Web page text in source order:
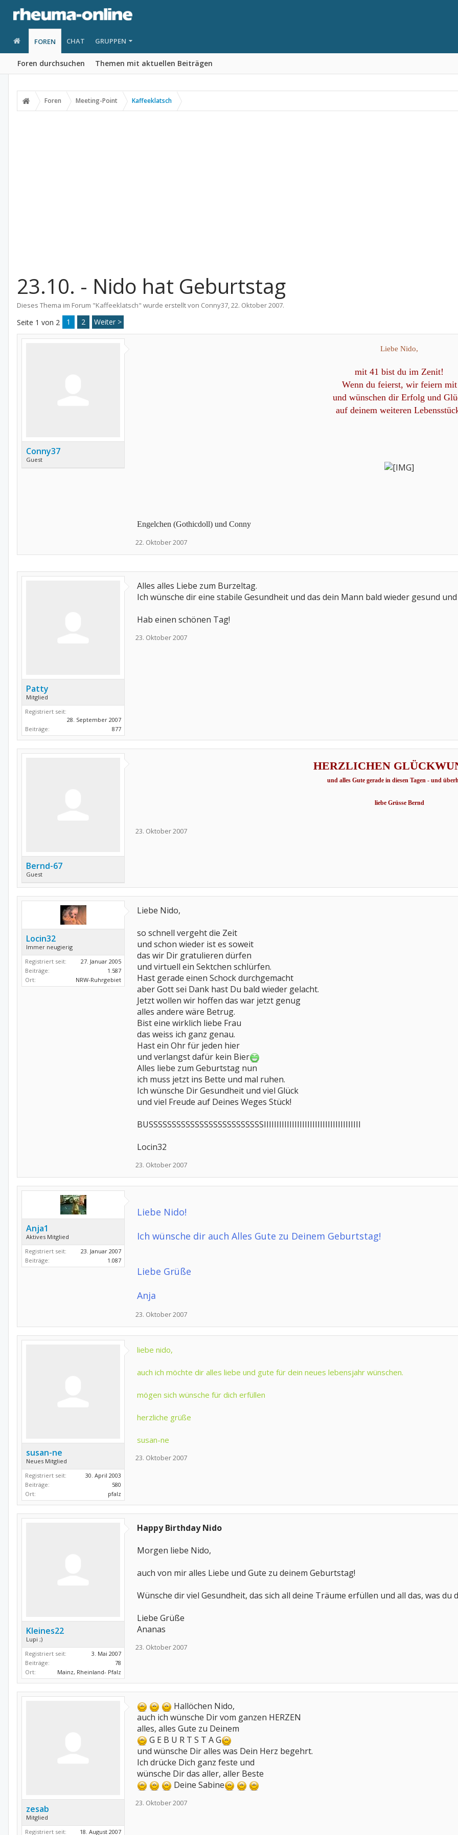
FOREN
Foren durchsuchen Themen mit aktuellen Beiträgen
CHAT GRUPPEN
Foren Meeting-Point Kaffeeklatsch
23.10. - Nido hat Geburtstag
Dieses Thema im Forum "Kaffeeklatsch" wurde erstellt von Conny37,22. Oktober 2007.
Seite 1 von 2 1 2 Weiter >
Conny37
Guest
Liebe Nido,
mit 41 bist du im Zenit!
Wenn du feierst, wir feiern mit
und wünschen dir Erfolg und
auf deinem weiteren
Engelchen (Gothicdoll) und Conny
22. Oktober 2007
Patty
Mitglied
Registriert seit:
28. September 2007
Beiträge:
877
Alles alles Liebe zum Burzeltag.
Ich wünsche dir eine stabile Gesundheit und das dein Mann bald wieder gesund
Hab einen schönen Tag!
23. Oktober 2007
Bernd-67
Guest
HERZLICHEN
und alles Gute gerade in diesen Tagen - und
liebe Grüsse Bernd
23. Oktober 2007
Locin32
Immer neugierig
Registriert seit:
27. Januar 2005
Beiträge:
1.587
Ort:
NRW-Ruhrgebiet
Liebe Nido,
so schnell vergeht die Zeit
und schon wieder ist es soweit
das wir Dir gratulieren dürfen
und virtuell ein Sektchen schlürfen.
Hast gerade einen Schock durchgemacht
aber Gott sei Dank hast Du bald wieder gelacht.
Jetzt wollen wir hoffen das war jetzt genug
alles andere wäre Betrug.
Bist eine wirklich liebe Frau
das weiss ich ganz genau.
Hast ein Ohr für jeden hier
und verlangst dafür kein Bier
Alles liebe zum Geburtstag nun
ich muss jetzt ins Bette und mal ruhen.
Ich wünsche Dir Gesundheit und viel Glück
und viel Freude auf Deines Weges Stück!
BUSSSSSSSSSSSSSSSSSSSSSSSSSIIIIIIIIIIIIIIIIIIIIIIIIIIIIIIIIIIIIII
Locin32
23. Oktober 2007
Anja1
Aktives Mitglied
Registriert seit:
23. Januar 2007
Beiträge:
1.087
Liebe Nido!
Ich wünsche dir auch Alles Gute zu Deinem Geburtstag!
Liebe Grüße
Anja
23. Oktober 2007
susan-ne
Neues Mitglied
Registriert seit:
30. April 2003
Beiträge:
580
Ort:
pfalz
liebe nido,
auch ich möchte dir alles liebe und gute für dein neues lebensjahr wünschen.
mögen sich wünsche für dich erfüllen
herzliche grüße
susan-ne
23. Oktober 2007
Kleines22
Lupi ;)
Registriert seit:
3. Mai 2007
Beiträge:
78
Ort:
Mainz, Rheinland- Pfalz
Happy Birthday Nido
Morgen liebe Nido,
auch von mir alles Liebe und Gute zu deinem Geburtstag!
Wünsche dir viel Gesundheit, das sich all deine Träume erfüllen und all das, was du
Liebe Grüße
Ananas
23. Oktober 2007
zesab
Mitglied
Registriert seit:
18. August 2007
Hallöchen Nido,
auch ich wünsche Dir vom ganzen HERZEN
alles, alles Gute zu Deinem
G E B U R T S T A G
und wünsche Dir alles was Dein Herz begehrt.
Ich drücke Dich ganz feste und
wünsche Dir das aller, aller Beste
Deine Sabine
23. Oktober 2007